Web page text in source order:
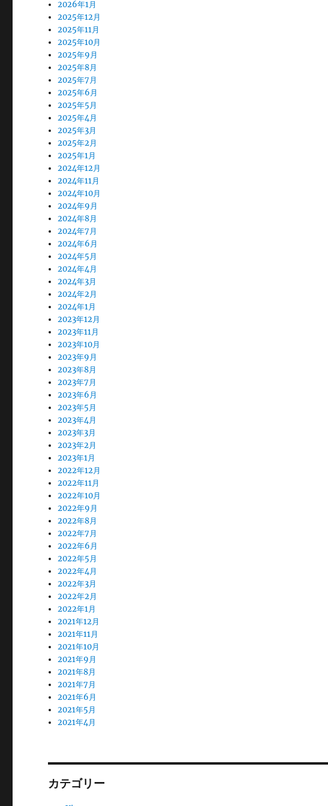
2026年1月
2025年12月
2025年11月
2025年10月
2025年9月
2025年8月
2025年7月
2025年6月
2025年5月
2025年4月
2025年3月
2025年2月
2025年1月
2024年12月
2024年11月
2024年10月
2024年9月
2024年8月
2024年7月
2024年6月
2024年5月
2024年4月
2024年3月
2024年2月
2024年1月
2023年12月
2023年11月
2023年10月
2023年9月
2023年8月
2023年7月
2023年6月
2023年5月
2023年4月
2023年3月
2023年2月
2023年1月
2022年12月
2022年11月
2022年10月
2022年9月
2022年8月
2022年7月
2022年6月
2022年5月
2022年4月
2022年3月
2022年2月
2022年1月
2021年12月
2021年11月
2021年10月
2021年9月
2021年8月
2021年7月
2021年6月
2021年5月
2021年4月
カテゴリー